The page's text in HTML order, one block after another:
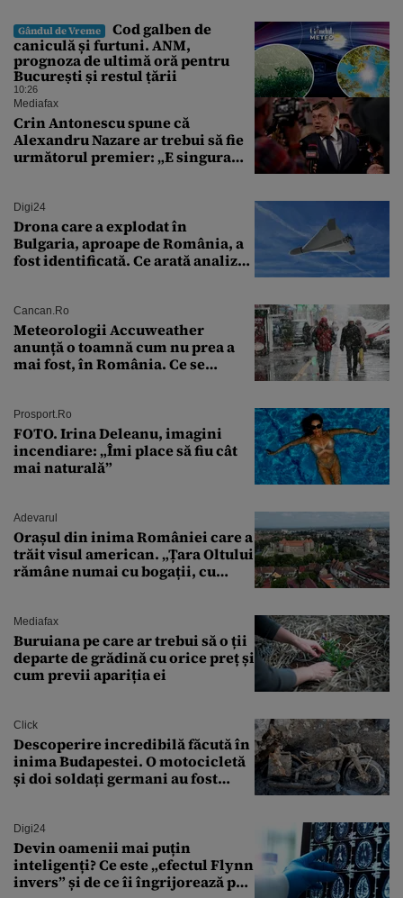
Gândul de Vreme
Cod galben de
caniculă și furtuni. ANM,
prognoza de ultimă oră pentru
București și restul țării
10:26
Mediafax
Crin Antonescu spune că
Alexandru Nazare ar trebui să fie
următorul premier: „E singura
Digi24
Drona care a explodat în
Bulgaria, aproape de România, a
fost identificată. Ce arată analiza
Cancan.ro
Meteorologii Accuweather
anunță o toamnă cum nu prea a
mai fost, în România. Ce se
București. Pe ce dată ninge
Prosport.ro
FOTO. Irina Deleanu, imagini
incendiare: „Îmi place să fiu cât
mai naturală”
Adevarul
Orașul din inima României care a
trăit visul american. „Țara Oltului
rămâne numai cu bogații, cu
Mediafax
Buruiana pe care ar trebui să o ții
departe de grădină cu orice preț și
cum previi apariția ei
Click
Descoperire incredibilă făcută în
inima Budapestei. O motocicletă
și doi soldați germani au fost
Digi24
Devin oamenii mai puțin
inteligenți? Ce este „efectul Flynn
invers” și de ce îi îngrijorează pe